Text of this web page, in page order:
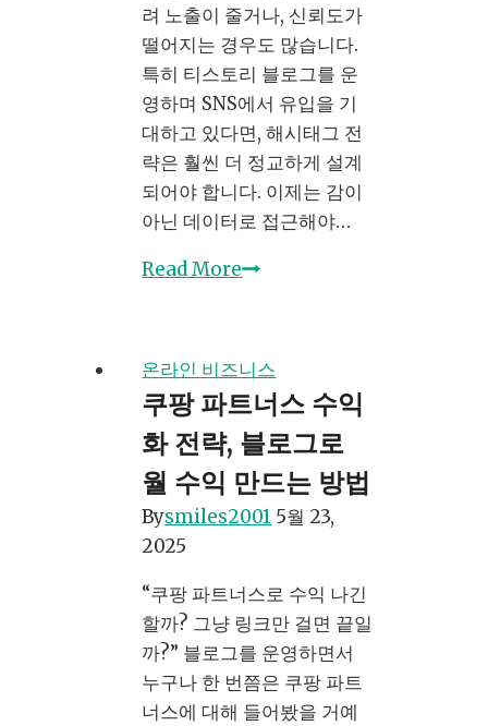
려 노출이 줄거나, 신뢰도가
떨어지는 경우도 많습니다.
특히 티스토리 블로그를 운
영하며 SNS에서 유입을 기
대하고 있다면, 해시태그 전
략은 훨씬 더 정교하게 설계
되어야 합니다. 이제는 감이
아닌 데이터로 접근해야…
Read MoreSNS
태
그
마
케
팅
으
로
출
3
배
높
이
온라인 비즈니스
쿠팡 파트너스 수익
화 전략, 블로그로
월 수익 만드는 방법
Bysmiles2001 5월 23,
2025
“쿠팡 파트너스로 수익 나긴
할까? 그냥 링크만 걸면 끝일
까?” 블로그를 운영하면서
누구나 한 번쯤은 쿠팡 파트
너스에 대해 들어봤을 거예